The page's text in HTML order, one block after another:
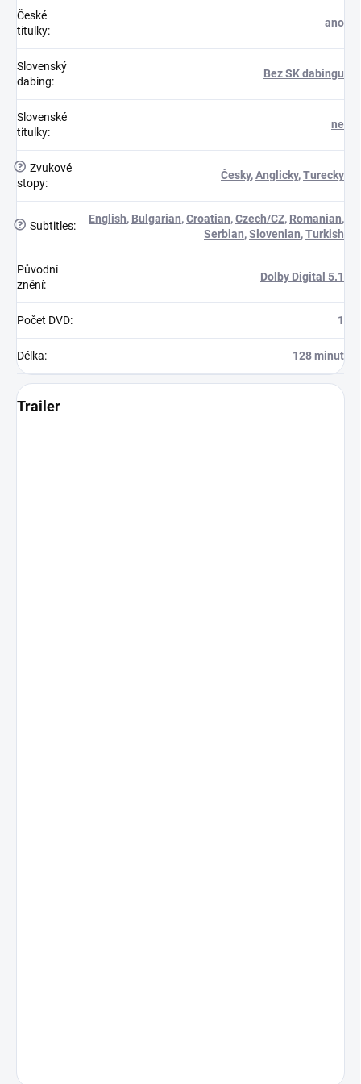
České
titulky:
ano
Slovenský
dabing:
Bez SK dabingu
Slovenské
titulky:
ne
? Zvukové
stopy:
Česky,Anglicky,Turecky
? Subtitles:
English, Bulgarian,Croatian,Czech/CZ, Romanian,
Serbian,Slovenian,Turkish
Původní
znění:
Dolby Digital 5.1
Počet DVD: 1
Délka: 128 minut
Trailer